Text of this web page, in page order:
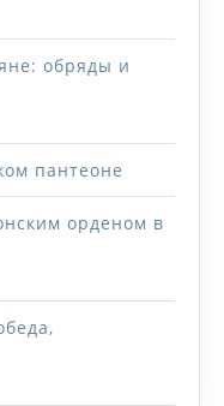
обряды и
пантеоне
орденом в